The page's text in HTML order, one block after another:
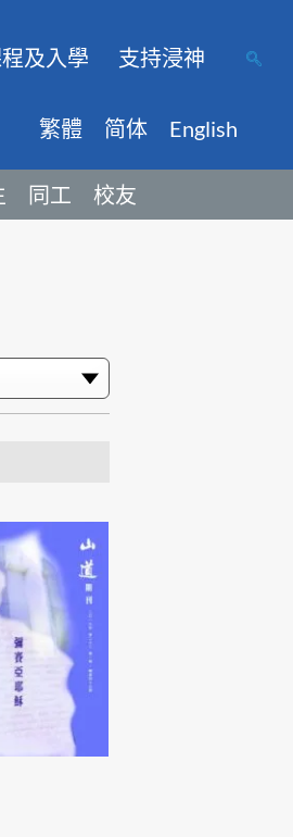
及入學 支持浸神
繁體 简体 English
同工 校友